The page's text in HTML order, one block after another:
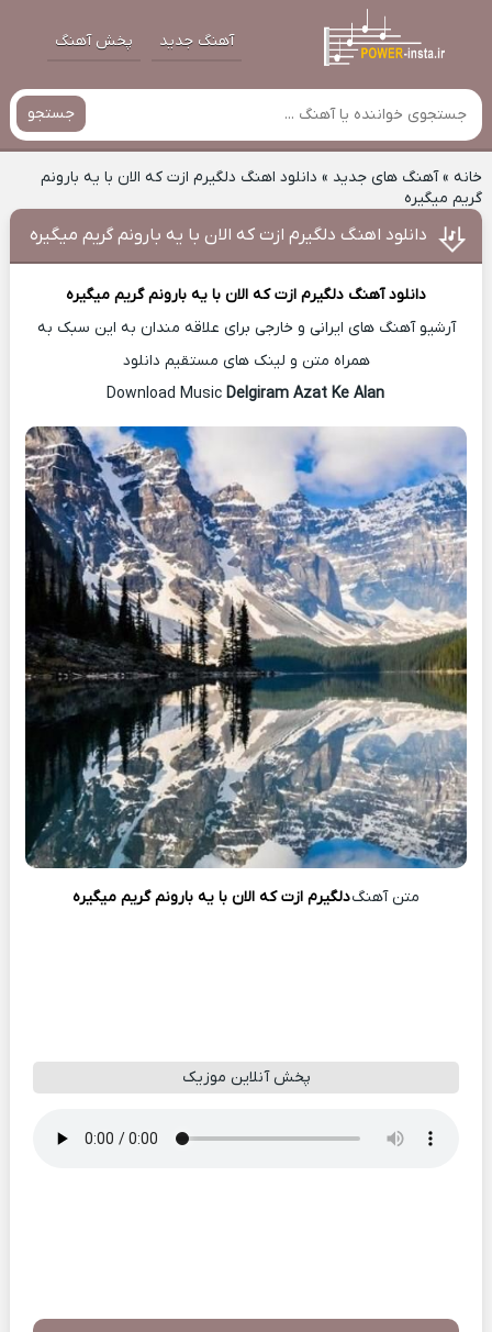
آهنگ جدید پخش آهنگ
جستجو
خانه»آهنگ های جدید » دانلود اهنگ دلگیرم ازت که الان با یه بارونم
گریم میگیره
دانلود اهنگ دلگیرم ازت که الان با یه بارونم گریم میگیره
دانلود آهنگ دلگیرم ازت که الان با یه بارونم گریم میگیره
آرشیو آهنگ های ایرانی و خارجی برای علاقه مندان به این سبک به
همراه متن و لینک های مستقیم دانلود
Delgiram Azat Ke Alan
متن آهنگدلگیرم ازت که الان با یه بارونم گریم میگیره
پخش آنلاین موزیک